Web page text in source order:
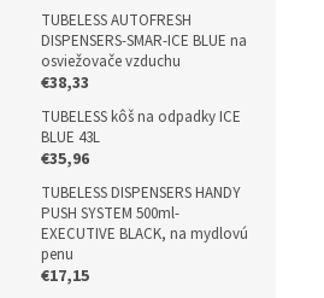
TUBELESS AUTOFRESH
DISPENSERS-SMAR-ICE BLUE na
osviežovače vzduchu
€38,33
TUBELESS kôš na odpadky ICE
BLUE 43L
€35,96
TUBELESS DISPENSERS HANDY
PUSH SYSTEM 500ml-
EXECUTIVE BLACK, na mydlovú
penu
€17,15